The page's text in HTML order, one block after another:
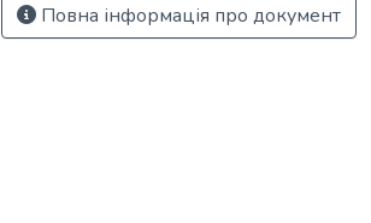
Повна інформація про документ